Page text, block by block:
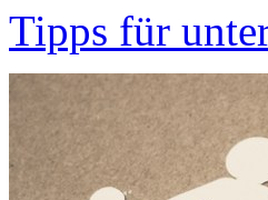
Tipps für